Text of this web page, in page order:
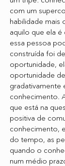
com um
habilidade mais
aquilo que ela
essa pessoa
construída foi
oportunidade,
oportunidade
gradativamente
conhecimento.
que está na
positiva de
conhecimento,
do tempo, as
quando o
num médio